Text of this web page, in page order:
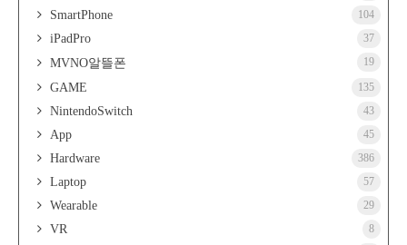
SmartPhone 104
iPadPro 37
MVNO알뜰폰 19
GAME 135
NintendoSwitch 43
App 45
Hardware 386
Laptop 57
Wearable 29
VR 8